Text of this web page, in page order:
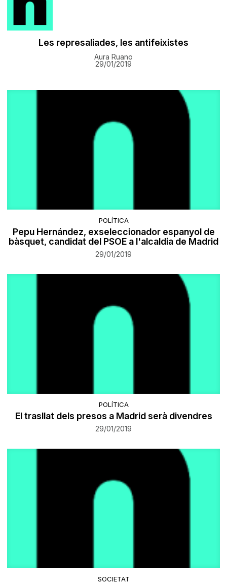
Les represaliades, les antifeixistes
Aura Ruano
29/01/2019
POLÍTICA
Pepu Hernández, exseleccionador espanyol de
bàsquet, candidat del PSOE a l'alcaldia de Madrid
29/01/2019
POLÍTICA
El trasllat dels presos a Madrid serà divendres
29/01/2019
SOCIETAT